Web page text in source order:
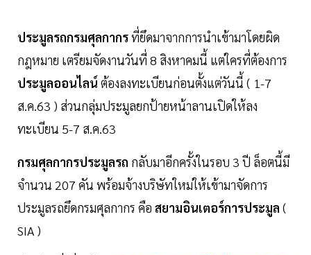
ประมูลรถกรมศุลกากรที่ยึดมาจากการนำเข้ามาโดยผิด
กฎหมาย เตรียมจัดงานวันที่ 8 สิงหาคมนี้ แต่ใครที่ต้องการ
ประมูลออนไลน์ ต้องลงทะเบียนก่อนตั้งแต่วันนี้ ( 1-7
ส.ค.63 ) ส่วนกลุ่มประมูลยกป้ายหน้าลานเปิดให้ลง
ทะเบียน 5-7 ส.ค.63
กรมศุลกากรประมูลรถ กลับมาอีกครั้งในรอบ 3 ปี ล็อตนี้มี
จำนวน 207 คัน พร้อมจ้างบริษัทใหม่ให้เข้ามาจัดการ
ประมูลรถยึดกรมศุลกากร คือ สยามอินเตอร์การประมูล (
SIA )